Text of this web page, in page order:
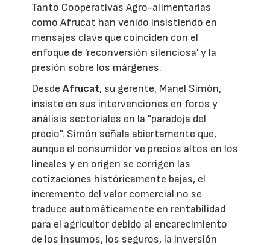
Tanto Cooperativas Agro-alimentarias
como Afrucat han venido insistiendo en
mensajes clave que coinciden con el
enfoque de 'reconversión silenciosa' y la
presión sobre los márgenes.
DesdeAfrucat, su gerente, Manel Simón,
insiste en sus intervenciones en foros y
análisis sectoriales en la "paradoja del
precio". Simón señala abiertamente que,
aunque el consumidor ve precios altos en los
lineales y en origen se corrigen las
cotizaciones históricamente bajas, el
incremento del valor comercial no se
traduce automáticamente en rentabilidad
para el agricultor debido al encarecimiento
de los insumos, los seguros, la inversión